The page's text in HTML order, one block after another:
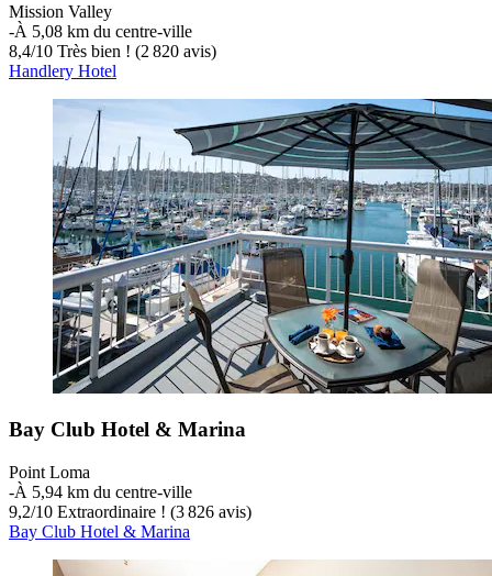
Mission Valley
‐À 5,08 km du centre-ville
8,4/10 Très bien ! (2 820 avis)
Handlery Hotel
Bay Club Hotel & Marina
Point Loma
‐À 5,94 km du centre-ville
9,2/10 Extraordinaire ! (3 826 avis)
Bay Club Hotel & Marina